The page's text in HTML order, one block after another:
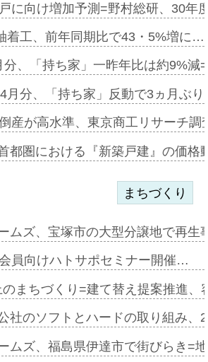
に向け増加予測=野村総研、30年
着工、前年同期比で43・5%増に…
分、「持ち家」一昨年比は約9%
月分、「持ち家」反動で3ヵ月ぶ
産が高水準、東京商工リサーチ
都圏における『新築戸建』の価
まちづくり
ムズ、宝塚市の大型分譲地で再
員向けハトサポセミナー開催…
のまちづくり=建て替え提案推進
社のソフトとハードの取り組み
ムズ、福島県伊達市で街びらき=